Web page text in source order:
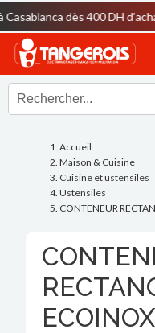
dès 400 DH d’achat !
Accueil
Maison & Cuisine
Cuisine et ustensiles
Ustensiles
CONTENEUR